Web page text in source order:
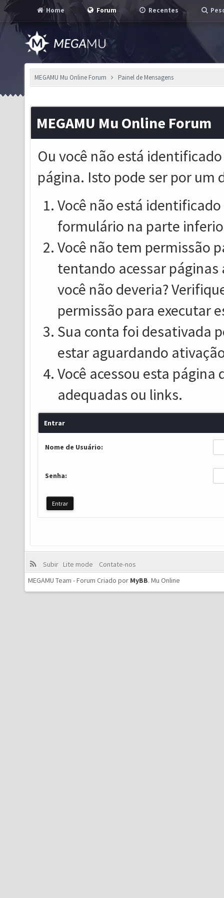
Home Forum Recentes
MEGAMU Mu Online Forum Painel de Mensagens
MEGAMU Mu Online Forum
Ou você não está
página. Isto pode ser por um
Você não está
formulário na parte
Você não tem permissão
tentando acessar
você não deveria?
permissão para executar
Sua conta foi desativada
estar aguardando
Você acessou esta
adequadas ou links.
Entrar
Nome de Usuário:
Senha:
Subir Lite mode
Contate-nos
MEGAMU Team - Forum Criado por MyBB. Mu Online